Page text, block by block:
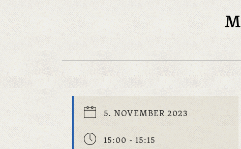
5. NOVEMBER 2023
15:00 - 15:15